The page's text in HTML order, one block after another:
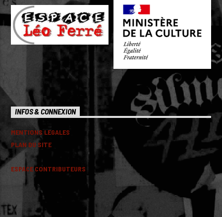
INFOS & CONNEXION
MENTIONS LEGALES
PLAN DU SITE
ESPACE CONTRIBUTEURS